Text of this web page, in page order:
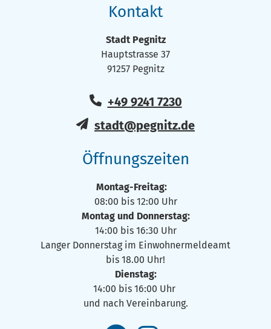
Kontakt
Stadt Pegnitz
Hauptstrasse 37
91257 Pegnitz
+49 9241 7230
stadt@pegnitz.de
Öffnungszeiten
Montag-Freitag:
08:00 bis 12:00 Uhr
Montag und Donnerstag:
14:00 bis 16:30 Uhr
Langer Donnerstag im Einwohnermeldeamt
bis 18.00 Uhr!
Dienstag:
14:00 bis 16:00 Uhr
und nach Vereinbarung.